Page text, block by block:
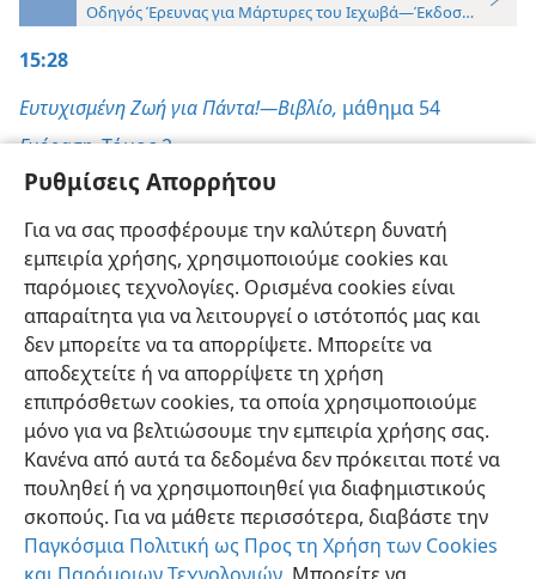
Ρυθμίσεις Απορρήτου
Για να σας προσφέρουμε την καλύτερη δυνατή
εμπειρία χρήσης, χρησιμοποιούμε cookies και
παρόμοιες τεχνολογίες. Ορισμένα cookies είναι
απαραίτητα για να λειτουργεί ο ιστότοπός μας και
δεν μπορείτε να τα απορρίψετε. Μπορείτε να
αποδεχτείτε ή να απορρίψετε τη χρήση
επιπρόσθετων cookies, τα οποία χρησιμοποιούμε
μόνο για να βελτιώσουμε την εμπειρία χρήσης σας.
Κανένα από αυτά τα δεδομένα δεν πρόκειται ποτέ να
πουληθεί ή να χρησιμοποιηθεί για διαφημιστικούς
σκοπούς. Για να μάθετε περισσότερα, διαβάστε την
Παγκόσμια Πολιτική ως Προς τη Χρήση των Cookies
Οδηγός Έρευνας για Μάρτυρες του Ιεχωβά—Έκδοση 2019
15:28
Ευτυχισμένη Ζωή για Πάντα!—Βιβλίο, μάθημα 54
Ενόραση,Τόμος 2
Η Σκοπιά,
15/6/1990, σ. 13
«Όλη η Γραφή»,σ. 202
Ελληνική Προτιμήσεις
Copyright© 2026 Watch Tower Bible and Tract Society of Pennsylvania
Όροι Χρήσης Πολιτική Απορρήτου
Ρυθμίσεις Απορρήτου
JW.ORG
Σύνδεση